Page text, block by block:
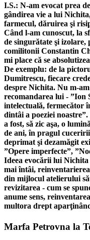
I.S.: N-am evocat prea
gândirea vie a lui
farmecul, dăruirea şi
Când l-am cunoscut, la
de singurătate şi
comilitonii Constantin
mi place că se
De exemplu: de la
Dumitrescu, fiecare
despre Nichita. Nu m-
recomandarea lui - ”Ion
intelectuală, fermecător
dintâi a poeziei
a fost, să zic aşa, o
de ani, în pragul
deprimat şi dezamăgit
”Opere imperfecte”,
Ideea evocării lui
mai întâi,
din mijlocul atelierului
revizitarea - cum se
anume sens,
multora drept
Marfa Petrovna la